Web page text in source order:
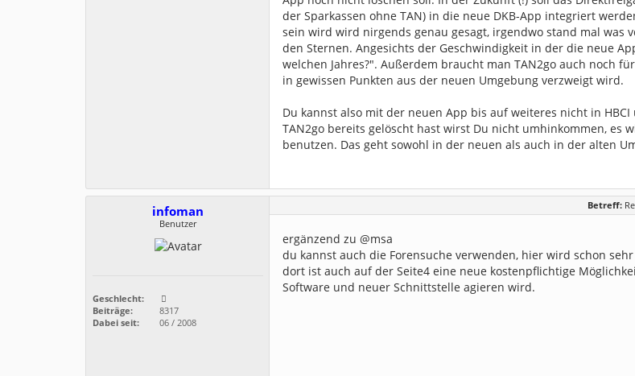
der Sparkassen ohne TAN) in die neue DKB-App integriert
sein wird wird nirgends genau gesagt, irgendwo stand mal was
den Sternen. Angesichts der Geschwindigkeit in der die neue
welchen Jahres?". Außerdem braucht man TAN2go auch noch
in gewissen Punkten aus der neuen Umgebung verzweigt wird.
Du kannst also mit der neuen App bis auf weiteres nicht in
TAN2go bereits gelöscht hast wirst Du nicht umhinkommen,
benutzen. Das geht sowohl in der neuen als auch in der alten
infoman
Benutzer
Geschlecht:
Beiträge:
8317
Dabei seit:
06 / 2008
Betreff:
ergänzend zu @msa
du kannst auch die Forensuche verwenden, hier wird schon
dort ist auch auf der Seite4 eine neue kostenpflichtige
Software und neuer Schnittstelle agieren wird.